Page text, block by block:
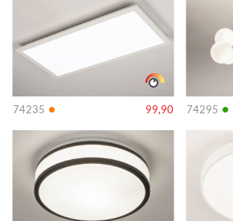
74235 • 99,90 74295 •
Info Info